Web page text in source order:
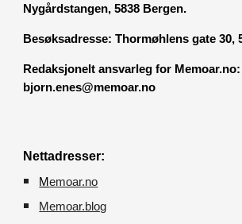
Nygårdstangen, 5838 Bergen.
Besøksadresse:Thormøhlens gate 30,
Redaksjonelt ansvarleg for
bjorn.enes@memoar.no
Nettadresser:
Memoar.no
Memoar.blog